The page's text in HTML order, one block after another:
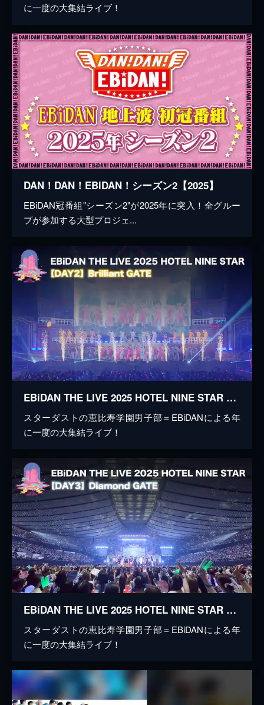
に一度の大集結ライブ！
DAN！DAN！EBiDAN！シーズン2【2025】
EBiDAN冠番組"シーズン2"が2025年に突入！全グルー
プが参加する大型プロジェ...
EBiDAN THE LIVE 2025 HOTEL NINE STAR 【Day2】Brilliant GATE
スターダストの恵比寿学園男子部＝EBiDANによる年
に一度の大集結ライブ！
EBiDAN THE LIVE 2025 HOTEL NINE STAR 【Day3】Diamond GATE
スターダストの恵比寿学園男子部＝EBiDANによる年
に一度の大集結ライブ！